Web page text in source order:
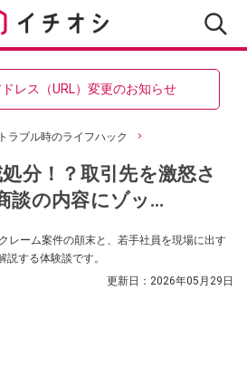
レス（URL）変更のお知らせ
トラブル時のライフハック
分！？取引先を激怒さ
談の内容にゾッ…
レーム案件の顛末と、若手社員を現場に出す
する体験談です。
更新日： 2026年05月29日